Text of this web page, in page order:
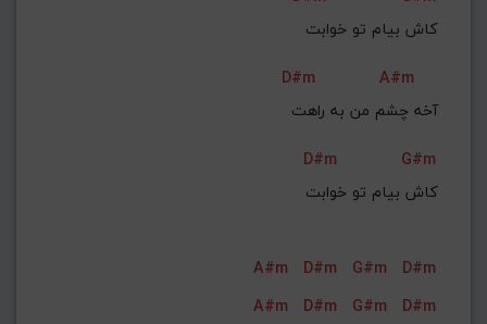
کاش بیام تو خوابت
D#m
A#m
آخه چشم من به راهت
D#m
G#m
کاش بیام تو خوابت
A#m D#m G#m
D#m
A#m
D#m G#m D#m